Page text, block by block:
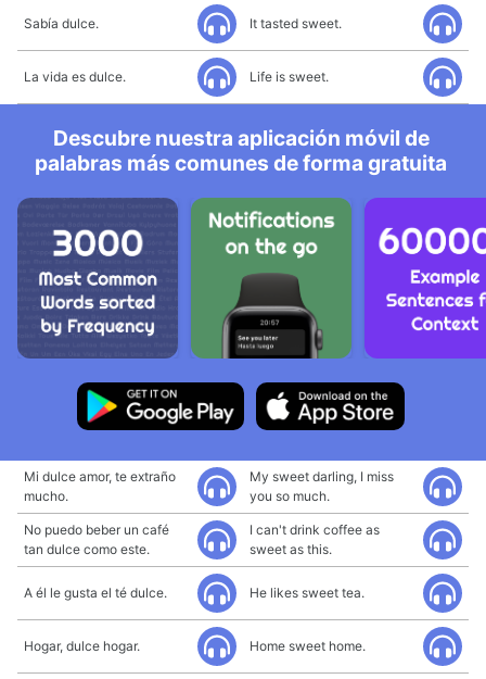
Sabía dulce. It tasted sweet.
La vida es dulce. Life is sweet.
Descubre nuestra aplicación móvil de
palabras más comunes de forma gratuita
Mi dulce amor, te extraño
mucho.
My sweet darling, I miss
you so much.
No puedo beber un café
tan dulce como este.
I can't drink coffee as
sweet as this.
A él le gusta el té dulce. He likes sweet tea.
Hogar, dulce hogar. Home sweet home.